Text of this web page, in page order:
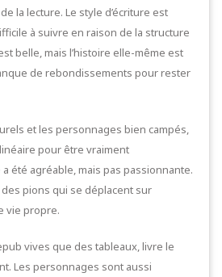
la lecture. Le style d’écriture est
à suivre en raison de la structure
belle, mais l’histoire elle-même est
de rebondissements pour rester
et les personnages bien campés,
pour être vraiment
été agréable, mais pas passionnante.
pions qui se déplacent sur
vie propre.
vives que des tableaux, livre le
Les personnages sont aussi